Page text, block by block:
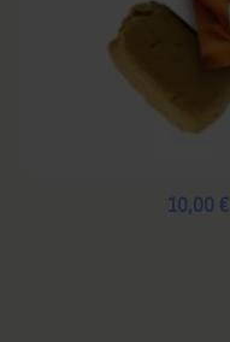
10,00 €